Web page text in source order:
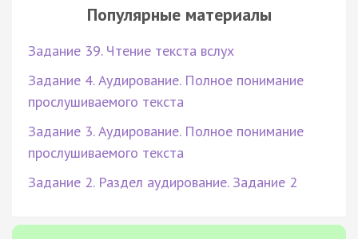
Популярные материалы
Задание 39. Чтение текста вслух
Задание 4. Аудирование. Полное понимание
прослушиваемого текста
Задание 3. Аудирование. Полное понимание
прослушиваемого текста
Задание 2. Раздел аудирование. Задание 2